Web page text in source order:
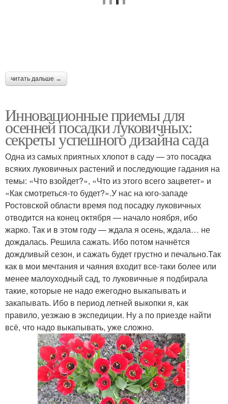
читать дальше →
Инновационные приемы для
осенней посадки луковичных:
секреты успешного дизайна сада
Одна из самых приятных хлопот в саду — это посадка
всяких луковичных растений и последующие гадания на
темы: «Что взойдет?», «Что из этого всего зацветет» и
«Как смотреться-то будет?».У нас на юго-западе
Ростовской области время под посадку луковичных
отводится на конец октября — начало ноября, ибо
жарко. Так и в этом году — ждала я осень, ждала… не
дождалась. Решила сажать. Ибо потом начнётся
дождливый сезон, и сажать будет грустно и печально.Так
как в мои мечтания и чаяния входит все-таки более или
менее малоуходный сад, то луковичные я подбирала
такие, которые не надо ежегодно выкапывать и
закапывать. Ибо в период летней выкопки я, как
правило, уезжаю в экспедиции. Ну а по приезде найти
всё, что надо выкапывать, уже сложно.